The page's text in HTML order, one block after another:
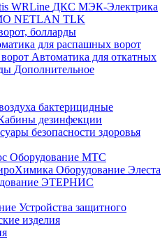
WRLine ДКС МЭК-Электрика
NETLAN TLK
болларды
для распашных ворот
Автоматика для откатных
Дополнительное
бактерицидные
дезинфекции
безопасности здоровья
Оборудование МТС
Оборудование Элеста
ЭТЕРНИС
Устройства защитного
изделия